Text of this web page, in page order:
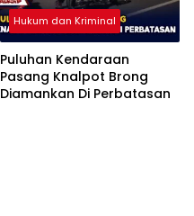
Hukum dan Kriminal
Puluhan Kendaraan
Pasang Knalpot Brong
Diamankan Di Perbatasan